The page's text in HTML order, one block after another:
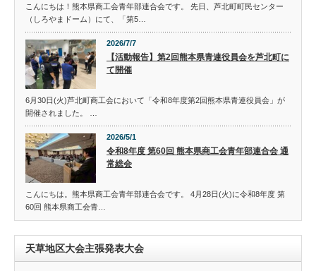
こんにちは！熊本県商工会青年部連合会です。 先日、芦北町町民センター
（しろやまドーム）にて、「第5…
2026/7/7
【活動報告】第2回熊本県青連役員会を芦北町に
て開催
6月30日(火)芦北町商工会において「令和8年度第2回熊本県青連役員会」が
開催されました。 …
2026/5/1
令和8年度 第60回 熊本県商工会青年部連合会 通
常総会
こんにちは。熊本県商工会青年部連合会です。 4月28日(火)に令和8年度 第
60回 熊本県商工会青…
天草地区大会主張発表大会